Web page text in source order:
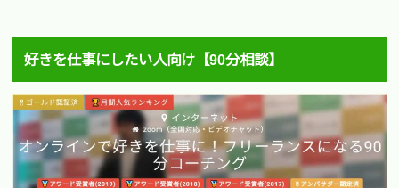
好きを仕事にしたい人向け【90分相談】